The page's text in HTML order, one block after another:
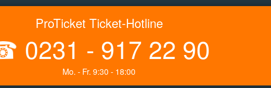
ProTicket Ticket-Hotline
0231 - 917 22 90
Mo. - Fr. 9:30 - 18:00